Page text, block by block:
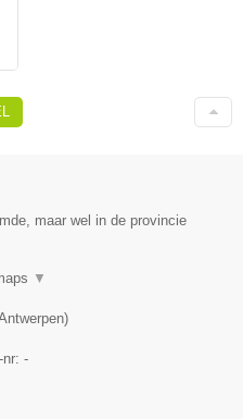
maar wel in de provincie
▼
)
nr: -